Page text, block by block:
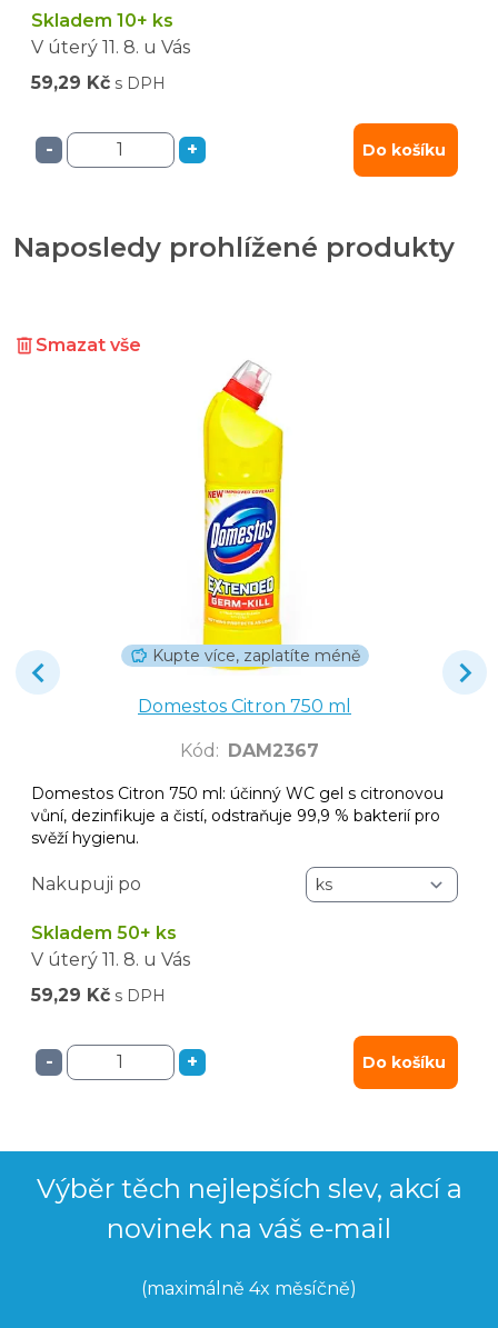
Skladem 10+ ks
V úterý 11. 8. u Vás
59,29 Kč s DPH
- + Do košíku
Naposledy prohlížené produkty
Smazat vše
Kupte více, zaplatíte méně
Domestos Citron 750 ml
Kód : DAM2367
Domestos Citron 750 ml: účinný WC gel s citronovou
vůní, dezinfikuje a čistí, odstraňuje 99,9 % bakterií pro
svěží hygienu.
Nakupuji po
Skladem 50+ ks
V úterý 11. 8. u Vás
59,29 Kč s DPH
- + Do košíku
Výběr těch nejlepších slev, akcí a
novinek na váš e-mail
(maximálně 4x měsíčně)